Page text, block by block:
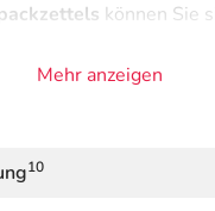
können Sie
Mehr anzeigen
10